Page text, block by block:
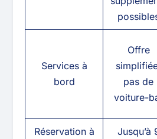
Services à
bord
Offre
pas de
voiture-
Réservation à
Jusqu’à